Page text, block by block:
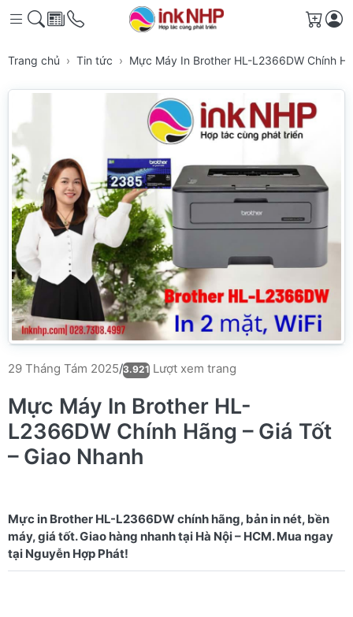
Giỏ
Trang chủ Tin tức Mực Máy In Brother HL-L2366DW Chính
29 Tháng Tám 2025/3.921 Lượt xem trang
Mực Máy In Brother HL-
L2366DW Chính Hãng – Giá Tốt
– Giao Nhanh
Mực in Brother HL-L2366DW chính hãng, bản in nét, bền
máy, giá tốt. Giao hàng nhanh tại Hà Nội – HCM. Mua ngay